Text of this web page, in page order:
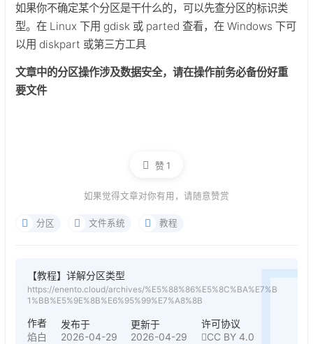
如果你不确定某个分区是干什么的，可以先查分区的标识类
型。在 Linux 下用 gdisk 或 parted 查看，在 Windows 下可
以用 diskpart 或第三方工具
文章中的分区操作涉及数据安全，请在操作前务必备份好重
要文件
赞1
如果觉得文章对你有用，请随意赞赏
分区 文件系统 教程
【教程】详解分区类型
https://enento.cloud/archives/%E5%88%86%E5%8C%BA%E7%B
1%BB%E5%9E%8B%E6%95%99%E7%A8%8B
作者
焰白
发布于
2026-04-29
更新于
2026-04-29
许可协议
CC BY 4.0